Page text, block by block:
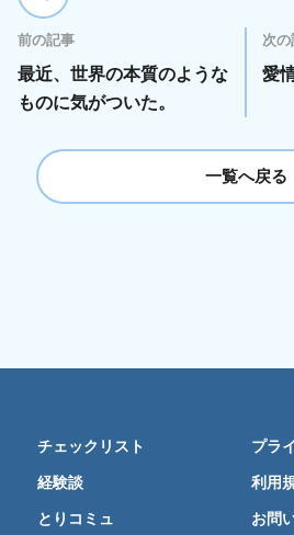
前の記事
最近、世界の本質のような
ものに気がついた。
次
愛
一覧へ戻る
チェックリスト
経験談
とりコミュ
プラ
利用
お問